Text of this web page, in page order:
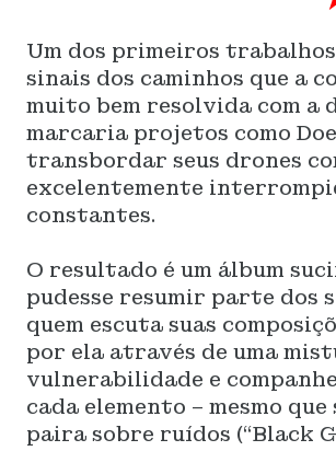
Um dos primeiros
sinais dos caminhos que a
muito bem resolvida com a
marcaria projetos como
transbordar seus drones
excelentemente
constantes.
O resultado é um álbum
pudesse resumir parte dos
quem escuta suas
por ela através de uma
vulnerabilidade e
cada elemento – mesmo
paira sobre ruídos (“Black